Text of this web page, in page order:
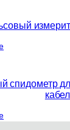
спидометр